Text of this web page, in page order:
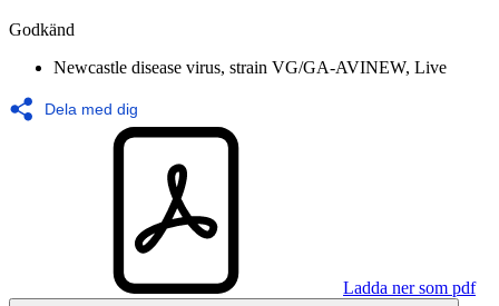
Godkänd
Newcastle disease virus, strain VG/GA-AVINEW, Live
Dela med dig
Ladda ner som pdf